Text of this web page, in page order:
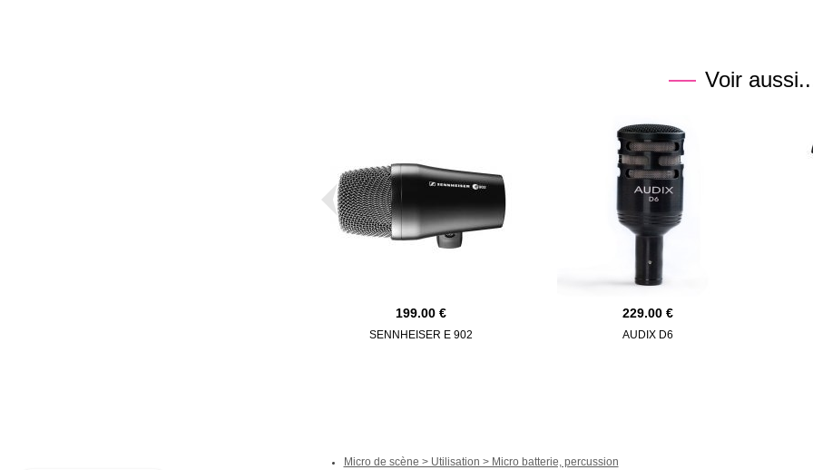
Voir
199.00
SENNHEISER E 902
229.00
AUDIX D6
Micro de scène > Utilisation > Micro batterie, percussion